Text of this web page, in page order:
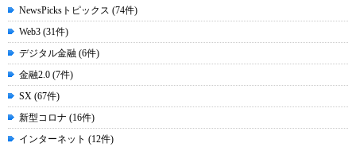
NewsPicksトピックス (74件)
Web3 (31件)
デジタル金融 (6件)
金融2.0 (7件)
SX (67件)
新型コロナ (16件)
インターネット (12件)